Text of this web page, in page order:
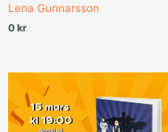
Lena Gunnarsson
0 kr